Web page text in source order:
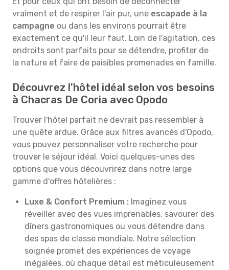
vraiment et de respirer l'air pur, une escapade à la
campagne ou dans les environs pourrait être
exactement ce qu'il leur faut. Loin de l'agitation, ces
endroits sont parfaits pour se détendre, profiter de
la nature et faire de paisibles promenades en famille.
Découvrez l'hôtel idéal selon vos besoins
à Chacras De Coria avec Opodo
Trouver l'hôtel parfait ne devrait pas ressembler à
une quête ardue. Grâce aux filtres avancés d'Opodo,
vous pouvez personnaliser votre recherche pour
trouver le séjour idéal. Voici quelques-unes des
options que vous découvrirez dans notre large
gamme d'offres hôtelières :
Luxe & Confort Premium : Imaginez vous
réveiller avec des vues imprenables, savourer des
dîners gastronomiques ou vous détendre dans
des spas de classe mondiale. Notre sélection
soignée promet des expériences de voyage
inégalées, où chaque détail est méticuleusement